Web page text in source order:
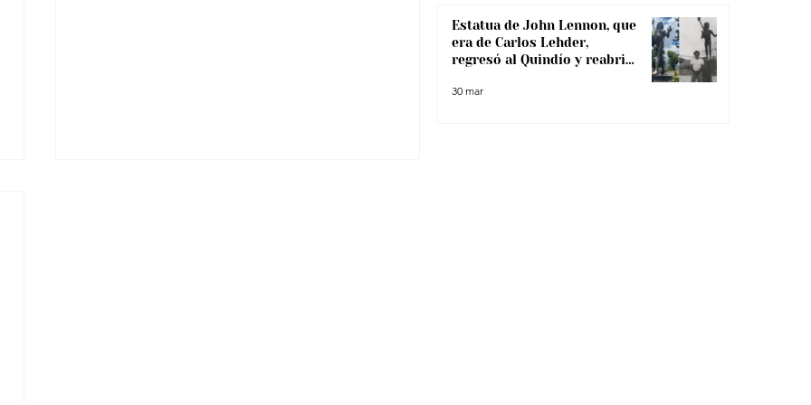
Estatua de John Lennon, que
era de Carlos Lehder,
regresó al Quindío y reabrió
narcotráfico
30 mar